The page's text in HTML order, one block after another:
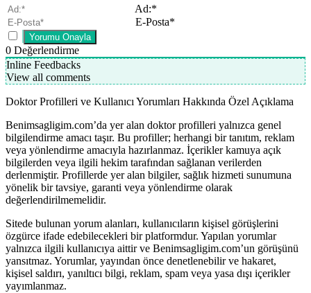
Ad:*
E-Posta*
0 Değerlendirme
Inline Feedbacks
View all comments
Doktor Profilleri ve Kullanıcı Yorumları Hakkında Özel Açıklama
Benimsagligim.com’da yer alan doktor profilleri yalnızca genel
bilgilendirme amacı taşır. Bu profiller; herhangi bir tanıtım, reklam
veya yönlendirme amacıyla hazırlanmaz. İçerikler kamuya açık
bilgilerden veya ilgili hekim tarafından sağlanan verilerden
derlenmiştir. Profillerde yer alan bilgiler, sağlık hizmeti sunumuna
yönelik bir tavsiye, garanti veya yönlendirme olarak
değerlendirilmemelidir.
Sitede bulunan yorum alanları, kullanıcıların kişisel görüşlerini
özgürce ifade edebilecekleri bir platformdur. Yapılan yorumlar
yalnızca ilgili kullanıcıya aittir ve Benimsagligim.com’un görüşünü
yansıtmaz. Yorumlar, yayından önce denetlenebilir ve hakaret,
kişisel saldırı, yanıltıcı bilgi, reklam, spam veya yasa dışı içerikler
yayımlanmaz.